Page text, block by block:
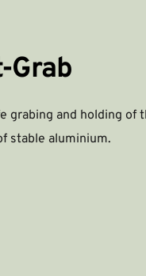
Grab
grabing and holding of
stable aluminium.